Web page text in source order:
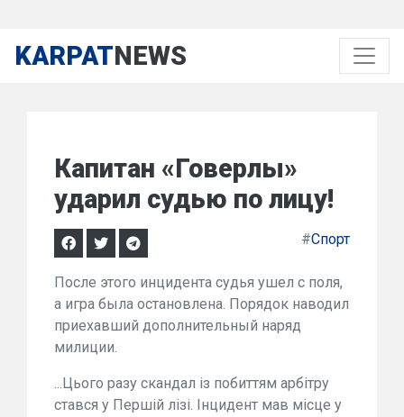
KARPATNEWS
Капитан «Говерлы»
ударил судью по лицу!
#Спорт
После этого инцидента судья ушел с поля,
а игра была остановлена. Порядок наводил
приехавший дополнительный наряд
милиции.
...Цього разу скандал із побиттям арбітру
стався у Першій лізі. Інцидент мав місце у